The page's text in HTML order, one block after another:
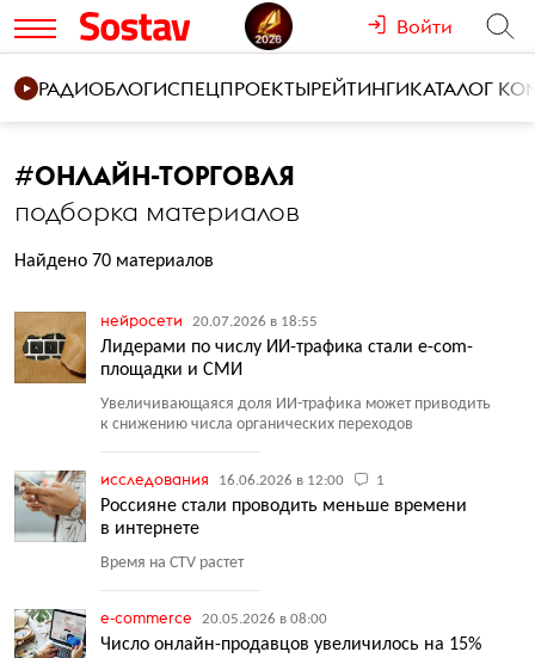
Войти
РАДИОБЛОГИСПЕЦПРОЕКТЫРЕЙТИНГИКАТАЛОГ
#ОНЛАЙН-ТОРГОВЛЯ
подборка материалов
Найдено 70 материалов
нейросети 20.07.2026 в 18:55
Лидерами по числу ИИ-трафика стали e-com-
площадки и СМИ
Увеличивающаяся доля ИИ-трафика может приводить
к снижению числа органических переходов
исследования 16.06.2026 в 12:00 1
Россияне стали проводить меньше времени
в интернете
Время на CTV растет
e-commerce 20.05.2026 в 08:00
Число онлайн-продавцов увеличилось на 15%